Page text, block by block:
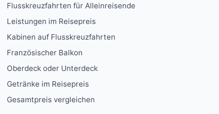
Flusskreuzfahrten für Alleinreisende
Leistungen im Reisepreis
Kabinen auf Flusskreuzfahrten
Französischer Balkon
Oberdeck oder Unterdeck
Getränke im Reisepreis
Gesamtpreis vergleichen